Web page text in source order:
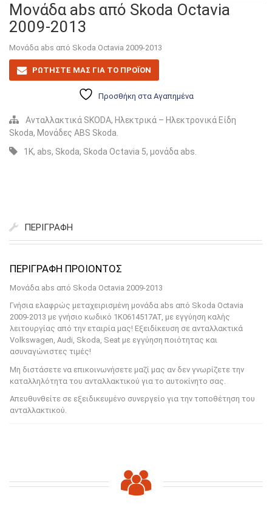
Μονάδα abs από Skoda Octavia
2009-2013
Μονάδα abs από Skoda Octavia 2009-2013
ΡΩΤΗΣΤΕ ΜΑΣ ΓΙΑ ΤΟ ΠΡΟΪΟΝ
Προσθήκη στα Αγαπημένα
Ανταλλακτικά SKODA, Ηλεκτρικά – Ηλεκτρονικά Είδη
Skoda, Μονάδες ABS Skoda.
1K, abs, Skoda, Skoda Octavia 5, μονάδα abs.
ΠΕΡΙΓΡΑΦΉ
Μονάδα abs από Skoda Octavia 2009-2013
Γνήσια ελαφρώς μεταχειρισμένη μονάδα abs από Skoda Octavia
2009-2013 με γνήσιο κωδικό 1K0614517AT, με εγγύηση καλής
λειτουργίας από την εταιρία μας! Εξειδίκευση σε ανταλλακτικά
Volkswagen, Audi, Skoda, Seat με εγγύηση ποιότητας και
ασυναγώνιστες τιμές!
Μη διστάσετε να επικοινωνήσετε μαζί μας αν δεν γνωρίζετε την
καταλληλότητα του ανταλλακτικού για το αυτοκίνητο σας.
Απευθυνθείτε σε εξειδικευμένο συνεργείο για την τοποθέτηση του
ανταλλακτικού.